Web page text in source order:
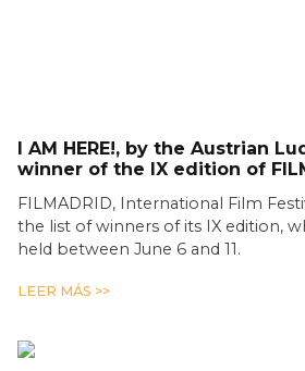
I AM HERE!, by the Austrian
winner of the IX edition of
FILMADRID, International Film
the list of winners of its IX edition,
held between June 6 and 11.
LEER MÁS >>